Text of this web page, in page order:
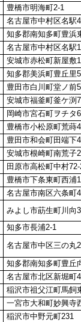
豊橋市明海町2-1
名古屋市中村区名駅
知多郡南知多町豊浜
名古屋市中村区名駅
安城市赤松町新屋敷
知多郡美浜町豊丘里
豊田市白川町堂ノ前
安城市福釜町釜ケ渕
岡崎市宮石町ヲチタ
豊橋市小松原町荒蒔
豊田市和会町田端下
安城市根崎町南荒子
田原市高松町中村
豊橋市下条東町西浦
名古屋市南区六条町
みよし市莇生町川向
知多市長浦2-1
名古屋市中区三の丸
知多郡南知多町豊丘
名古屋市北区新堀町4
稲沢市祖父江町馬飼
一宮市大和町妙興寺
稲沢市中野元町231